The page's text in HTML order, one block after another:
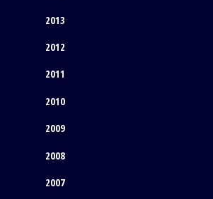
2013
2012
2011
2010
2009
2008
2007